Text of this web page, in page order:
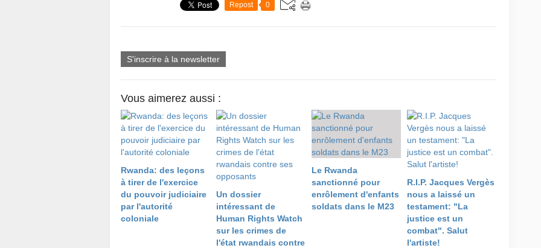
Repost 0
S'inscrire à la newsletter
Vous aimerez aussi :
Rwanda: des leçons
à tirer de l'exercice
du pouvoir judiciaire
par l'autorité
coloniale
Un dossier
intéressant de
Human Rights Watch
sur les crimes de
l'état rwandais contre
Le Rwanda
sanctionné pour
enrôlement d'enfants
soldats dans le M23
R.I.P. Jacques Vergès
nous a laissé un
testament: "La
justice est un
combat". Salut
l'artiste!